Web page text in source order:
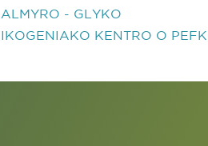
ALMYRO - GLYKO
IKOGENIAKO KENTRO O